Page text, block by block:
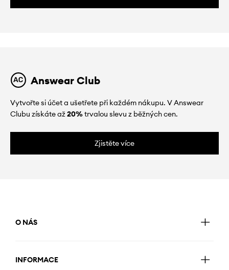
Answear Club
Vytvořte si účet a ušetřete při každém nákupu. V Answear
Clubu získáte až20%trvalou slevu z běžných cen.
Zjistěte více
O NÁS
INFORMACE